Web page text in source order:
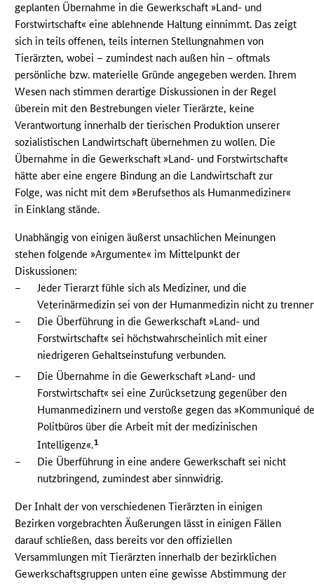
geplanten Übernahme in die Gewerkschaft »Land- und
Forstwirtschaft« eine ablehnende Haltung einnimmt. Das zeigt
sich in teils offenen, teils internen Stellungnahmen von
Tierärzten, wobei – zumindest nach außen hin – oftmals
persönliche bzw. materielle Gründe angegeben werden. Ihrem
Wesen nach stimmen derartige Diskussionen in der Regel
überein mit den Bestrebungen vieler Tierärzte, keine
Verantwortung innerhalb der tierischen Produktion unserer
sozialistischen Landwirtschaft übernehmen zu wollen. Die
Übernahme in die Gewerkschaft »Land- und Forstwirtschaft«
hätte aber eine engere Bindung an die Landwirtschaft zur
Folge, was nicht mit dem »Berufsethos als Humanmediziner«
in Einklang stände.
Unabhängig von einigen äußerst unsachlichen Meinungen
stehen folgende »Argumente« im Mittelpunkt der
Diskussionen:
–
Jeder Tierarzt fühle sich als Mediziner, und die
Veterinärmedizin sei von der Humanmedizin nicht zu
–
Die Überführung in die Gewerkschaft »Land- und
Forstwirtschaft« sei höchstwahrscheinlich mit einer
niedrigeren Gehaltseinstufung verbunden.
–
Die Übernahme in die Gewerkschaft »Land- und
Forstwirtschaft« sei eine Zurücksetzung gegenüber den
Humanmedizinern und verstoße gegen das »Kommuniqué
Politbüros über die Arbeit mit der medizinischen
Intelligenz«.1
–
Die Überführung in eine andere Gewerkschaft sei nicht
nutzbringend, zumindest aber sinnwidrig.
Der Inhalt der von verschiedenen Tierärzten in einigen
Bezirken vorgebrachten Äußerungen lässt in einigen Fällen
darauf schließen, dass bereits vor den offiziellen
Versammlungen mit Tierärzten innerhalb der bezirklichen
Gewerkschaftsgruppen unten eine gewisse Abstimmung der